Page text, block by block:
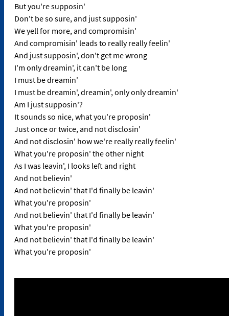
But you're supposin'
Don't be so sure, and just supposin'
We yell for more, and compromisin'
And compromisin' leads to really really feelin'
And just supposin', don't get me wrong
I'm only dreamin', it can't be long
I must be dreamin'
I must be dreamin', dreamin', only only dreamin'
Am I just supposin'?
It sounds so nice, what you're proposin'
Just once or twice, and not disclosin'
And not disclosin' how we're really really feelin'
What you're proposin' the other night
As I was leavin', I looks left and right
And not believin'
And not believin' that I'd finally be leavin'
What you're proposin'
And not believin' that I'd finally be leavin'
What you're proposin'
And not believin' that I'd finally be leavin'
What you're proposin'